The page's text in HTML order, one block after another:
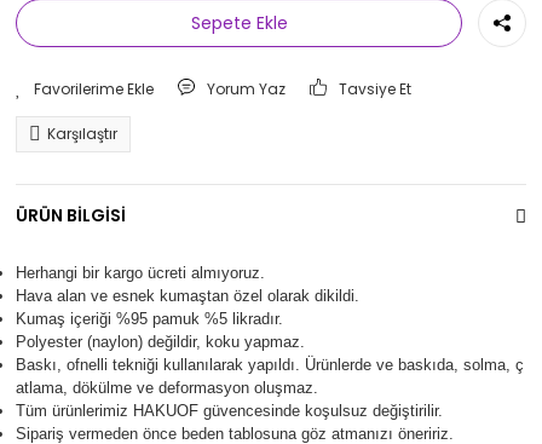
Sepete Ekle
Yorum Yaz Tavsiye Et
Karşılaştır
ÜRÜN BİLGİSİ
Herhangi bir kargo ücreti almıyoruz.
Hava alan ve esnek kumaştan özel olarak dikildi.
Kumaş içeriği %95 pamuk %5 likradır.
Polyester (naylon) değildir, koku yapmaz.
Baskı, ofnelli tekniği kullanılarak yapıldı. Ürünlerde ve baskıda, solma, ç
atlama, dökülme ve deformasyon oluşmaz.
Tüm ürünlerimiz HAKUOF güvencesinde koşulsuz değiştirilir.
Sipariş vermeden önce beden tablosuna göz atmanızı öneririz.